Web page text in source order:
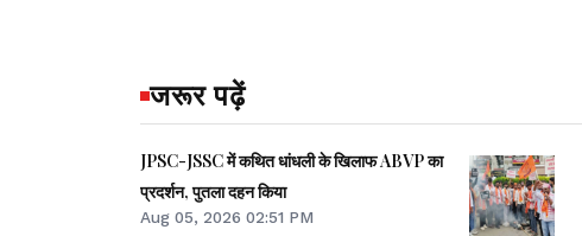
जरूर पढ़ें
JPSC-JSSC में कथित धांधली के खिलाफ ABVP का
प्रदर्शन, पुतला दहन किया
Aug 05, 2026 02:51 PM